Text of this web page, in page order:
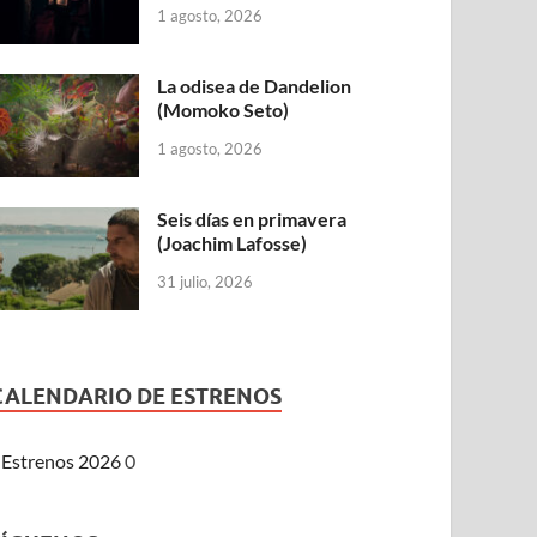
1 agosto, 2026
La odisea de Dandelion
(Momoko Seto)
1 agosto, 2026
Seis días en primavera
(Joachim Lafosse)
31 julio, 2026
DE ESTRENOS
Estrenos 20260